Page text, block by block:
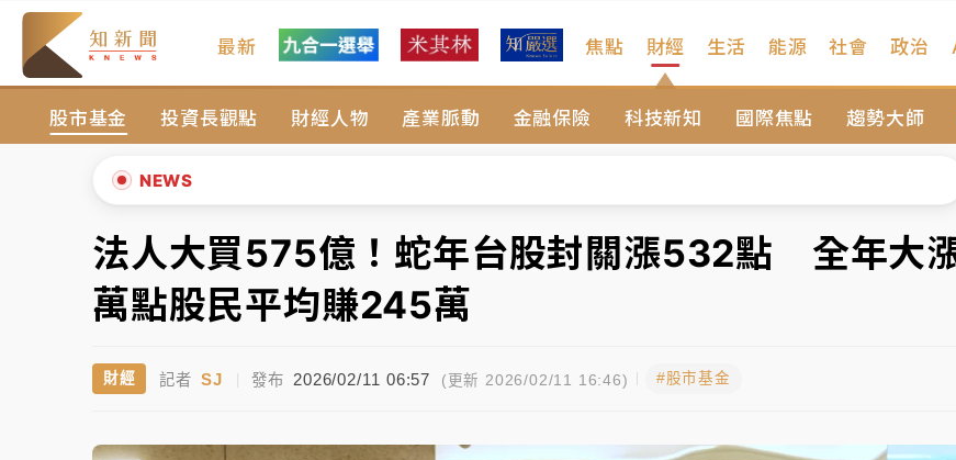
最新 焦點 財經
股市基金 投資長觀點 財經人物 產業脈動 金融保險 科技新知 國際焦點 趨勢大師
生活 能源 社會 政治
NEWS
暑假過三周才推「E宿新北打卡趣」！抽獎程序複雜 觀旅局回應了
中信慈善基金會想增加董事人數！辜仲諒向法院聲請遭駁 理由曝光
故宮《龍藏經》特展第2檔！今線上預約開賣一度塞車 周六起展出延長至晚上7時
台東農業處長涉圖利渡假村！東檢抗告成功 今重開羈押庭
女律師陳昱瑄詐慈濟10億！黃金158kg遭查扣畫面曝光
▲
▼
法人大買575億！蛇年台股封關漲532點 全年大
萬點股民平均賺245萬
財經 記者 SJ | 發布 2026/02/11 06:57 (更新 2026/02/11 16:46) #股市基金